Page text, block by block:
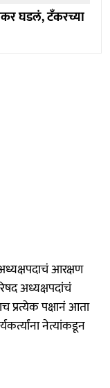
घडलं, टँकरच्या
आरक्षण
अध्यक्षपदांचं
प्रत्येक पक्षानं आता
नेत्यांकडून